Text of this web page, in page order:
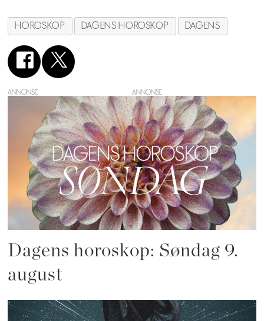
HOROSKOP DAGENS HOROSKOP DAGENS
ANNONSE
Dagens horoskop: Søndag 9.
august